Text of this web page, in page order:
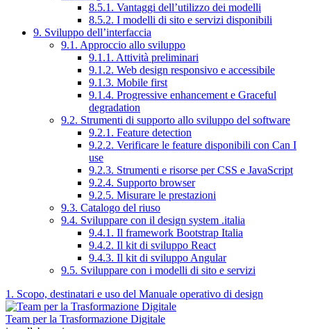
8.5.1. Vantaggi dell’utilizzo dei modelli
8.5.2. I modelli di sito e servizi disponibili
9. Sviluppo dell’interfaccia
9.1. Approccio allo sviluppo
9.1.1. Attività preliminari
9.1.2. Web design responsivo e accessibile
9.1.3. Mobile first
9.1.4. Progressive enhancement e Graceful
degradation
9.2. Strumenti di supporto allo sviluppo del software
9.2.1. Feature detection
9.2.2. Verificare le feature disponibili con Can I
use
9.2.3. Strumenti e risorse per CSS e JavaScript
9.2.4. Supporto browser
9.2.5. Misurare le prestazioni
9.3. Catalogo del riuso
9.4. Sviluppare con il design system .italia
9.4.1. Il framework Bootstrap Italia
9.4.2. Il kit di sviluppo React
9.4.3. Il kit di sviluppo Angular
9.5. Sviluppare con i modelli di sito e servizi
1. Scopo, destinatari e uso del Manuale operativo di design
Team per la Trasformazione Digitale